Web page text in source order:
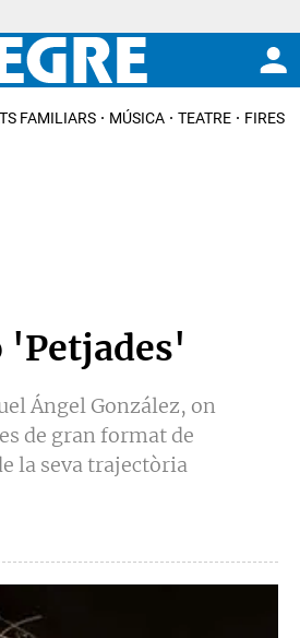
FAMILIARS MÚSICA TEATRE FIRES I
'Petjades'
Ángel González, on
de gran format de
la seva trajectòria